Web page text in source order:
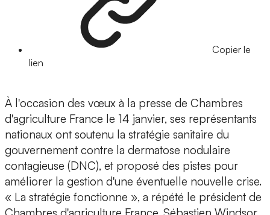
Copier le
lien
À l'occasion des vœux à la presse de Chambres
d'agriculture France le 14 janvier, ses représentants
nationaux ont soutenu la stratégie sanitaire du
gouvernement contre la dermatose nodulaire
contagieuse (DNC), et proposé des pistes pour
améliorer la gestion d'une éventuelle nouvelle crise.
« La stratégie fonctionne », a répété le président de